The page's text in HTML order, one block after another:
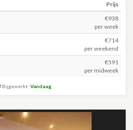
Prijs
€938
per week
€714
per weekend
€591
per midweek
Bijgewerkt: Vandaag